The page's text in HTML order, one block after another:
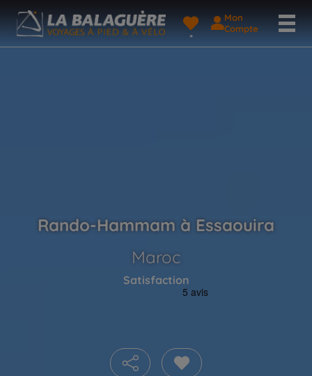
Mon
Compte
Rando-Hammam à Essaouira
Maroc
Satisfaction